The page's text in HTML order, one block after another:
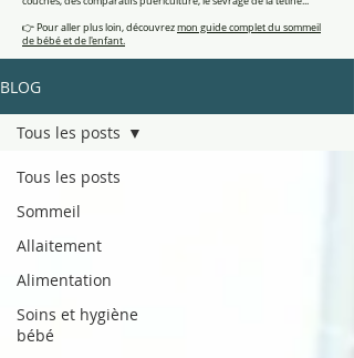
👉 Pour aller plus loin, découvrezmon guide complet du sommeil
de bébé et de l'enfant.
BLOG
Tous les posts
Sommeil
Allaitement
Alimentation
Soins et hygiène
bébé
Tous les posts